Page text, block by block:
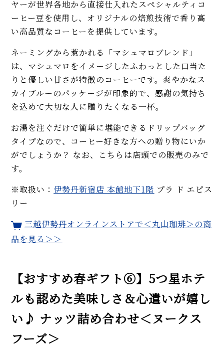
ヤーが世界各地から直接仕入れたスペシャルティコ
ーヒー豆を使用し、オリジナルの焙煎技術で香り高
い高品質なコーヒーを提供しています。
ネーミングから惹かれる「マシュマロブレンド」
は、マシュマロをイメージしたふわっとした口当た
りと優しい甘さが特徴のコーヒーです。爽やかなス
カイブルーのパッケージが印象的で、感謝の気持ち
を込めて大切な人に贈りたくなる一杯。
お湯を注ぐだけで簡単に堪能できるドリップバッグ
タイプなので、コーヒー好きな方への贈り物にいか
がでしょうか？ なお、こちらは店頭での販売のみで
す。
※取扱い： 伊勢丹新宿店本館地下1階 プラ ド エピス
リー
三越伊勢丹オンラインストアで＜丸山珈琲＞の商
品を見る＞＞
【おすすめ春ギフト⑥】5つ星ホテ
ルも認めた美味しさ＆心遣いが嬉し
い♪ ナッツ詰め合わせ＜ヌークス
フーズ＞